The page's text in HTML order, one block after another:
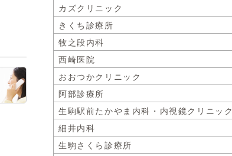
カズクリニック
きくち診療所
牧之段内科
西崎医院
おおつかクリニック
阿部診療所
生駒駅前たかやま内科・内視鏡クリニック
細井内科
生駒さくら診療所